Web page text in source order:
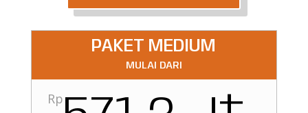
PAKET MEDIUM
MULAI DARI
Rp